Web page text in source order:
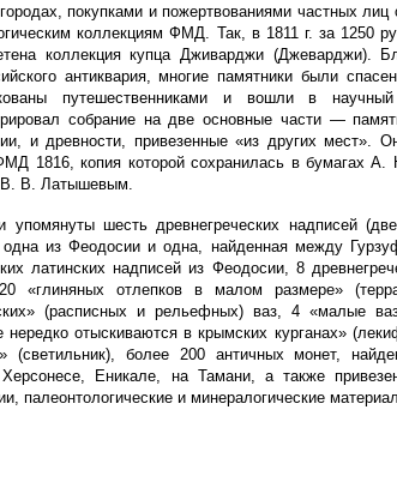
покупками и пожертвованиями частных
коллекциям ФМД. Так, в 1811 г. за 1250
коллекция купца Дживарджи (Джеварджи).
антиквария, многие памятники были
путешественниками и вошли в
собрание на две основные части —
и древности, привезенные «из других мест».
1816, копия которой сохранилась в бумагах
В. В. Латышевым.
упомянуты шесть древнегреческих надписей
из Феодосии и одна, найденная между
латинских надписей из Феодосии, 8
«глиняных отлепков в малом размере»
(расписных и рельефных) ваз, 4 «малые
нередко отыскиваются в крымских курганах»
(светильник), более 200 античных монет,
Херсонесе, Еникале, на Тамани, а также
палеонтологические и минералогические